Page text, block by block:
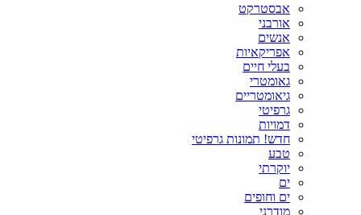
אבסטרקט
אורבני
אנשים
אפריקאיות
בעלי חיים
גאומטרי
גיאומטריים
גרפיטי
דמויות
חדש! תמונות גרפיטי
טבע
יוקרתי
ים
ים וחופים
מודרני